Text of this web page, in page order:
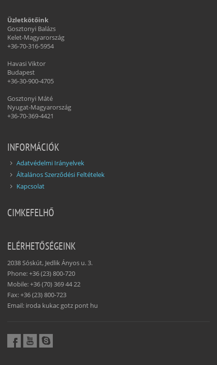
Üzletkötőink
Gosztonyi Balázs
Kelet-Magyarország
+36-70-316-5954
Havasi Viktor
Budapest
+36-30-900-4705
Gosztonyi Máté
Nyugat-Magyarország
+36-70-369-4421
INFORMÁCIÓK
Adatvédelmi Irányelvek
Általános Szerződési Feltételek
Kapcsolat
CIMKEFELHŐ
ELÉRHETŐSÉGEINK
2038 Sóskút, Jedlik Ányos u. 3.
Phone: +36 (23) 800-720
Mobile: +36 (70) 369 44 22
Fax: +36 (23) 800-723
Email: iroda kukac gotz pont hu